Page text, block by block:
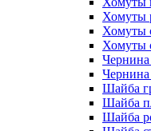
Хомуты
Хомуты
Хомуты
Чернина
Шайба
Шайба
Шайба